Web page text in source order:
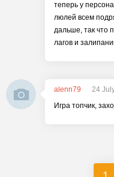
теперь у
люлей всем
дальше, так что
лагов и
alenn79
24
Игра топчик,